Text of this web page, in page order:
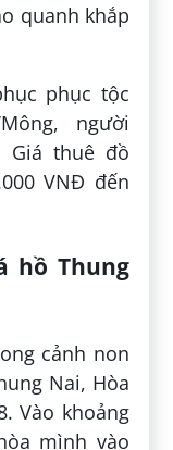
quanh khắp
phục tộc
người
Giá thuê đồ
VNĐ đến
hồ Thung
cảnh non
Nai, Hòa
Vào khoảng
mình vào